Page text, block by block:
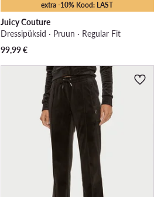
extra -10% Kood: LAST
Juicy Couture
Dressipüksid · Pruun · Regular Fit
99,99€